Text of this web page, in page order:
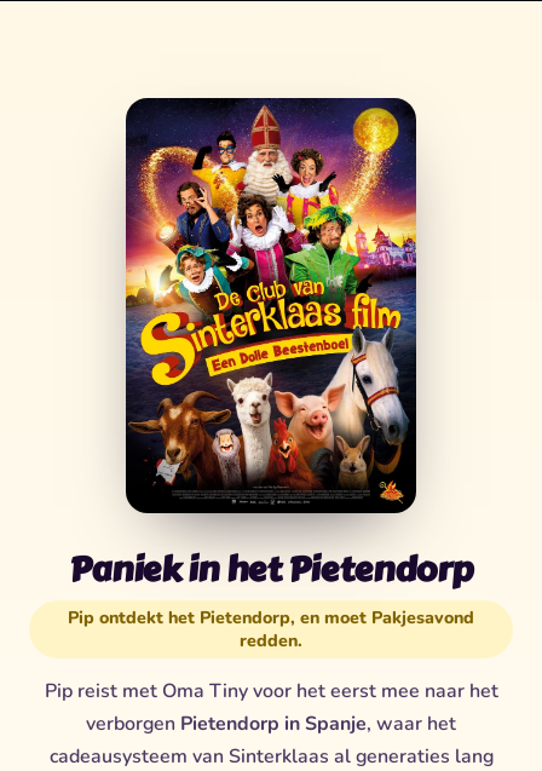
Paniek in het Pietendorp
Pip ontdekt het Pietendorp, en moet Pakjesavond
redden.
Pip reist met Oma Tiny voor het eerst mee naar het
verborgen Pietendorp in Spanje, waar het
cadeausysteem van Sinterklaas al generaties lang